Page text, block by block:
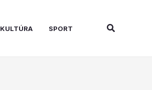
KULTÚRA SPORT Search